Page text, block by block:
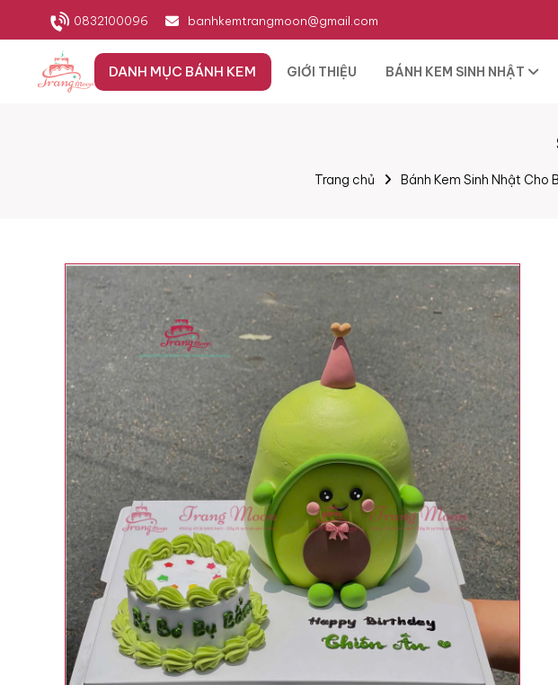
0832100096 banhkemtrangmoon@gmail.com
DANH MỤC BÁNH KEM GIỚI THIỆU BÁNH KEM SINH NHẬT
Trang chủ Bánh Kem Sinh Nhật Cho